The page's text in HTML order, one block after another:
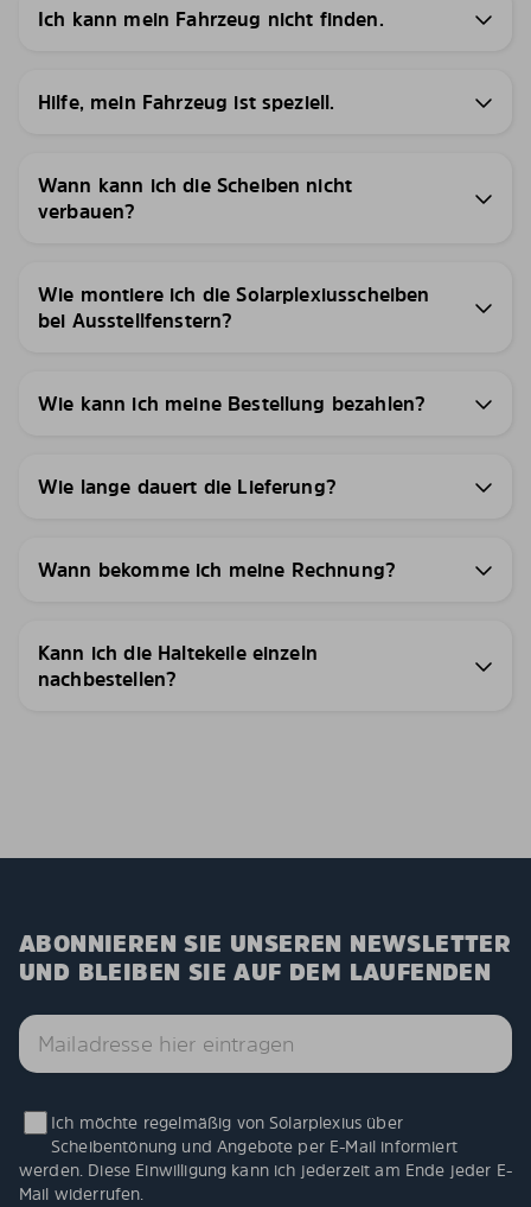
Ich kann mein Fahrzeug nicht finden.
Hilfe, mein Fahrzeug ist speziell.
Wann kann ich die Scheiben nicht
verbauen?
Wie montiere ich die Solarplexiusscheiben
bei Ausstellfenstern?
Wie kann ich meine Bestellung bezahlen?
Wie lange dauert die Lieferung?
Wann bekomme ich meine Rechnung?
Kann ich die Haltekeile einzeln
nachbestellen?
ABONNIEREN SIE UNSEREN NEWSLETTER
UND BLEIBEN SIE AUF DEM LAUFENDEN
Ich möchte regelmäßig von Solarplexius über
Scheibentönung und Angebote per E-Mail informiert
werden. Diese Einwilligung kann ich jederzeit am Ende jeder E-
Mail widerrufen.